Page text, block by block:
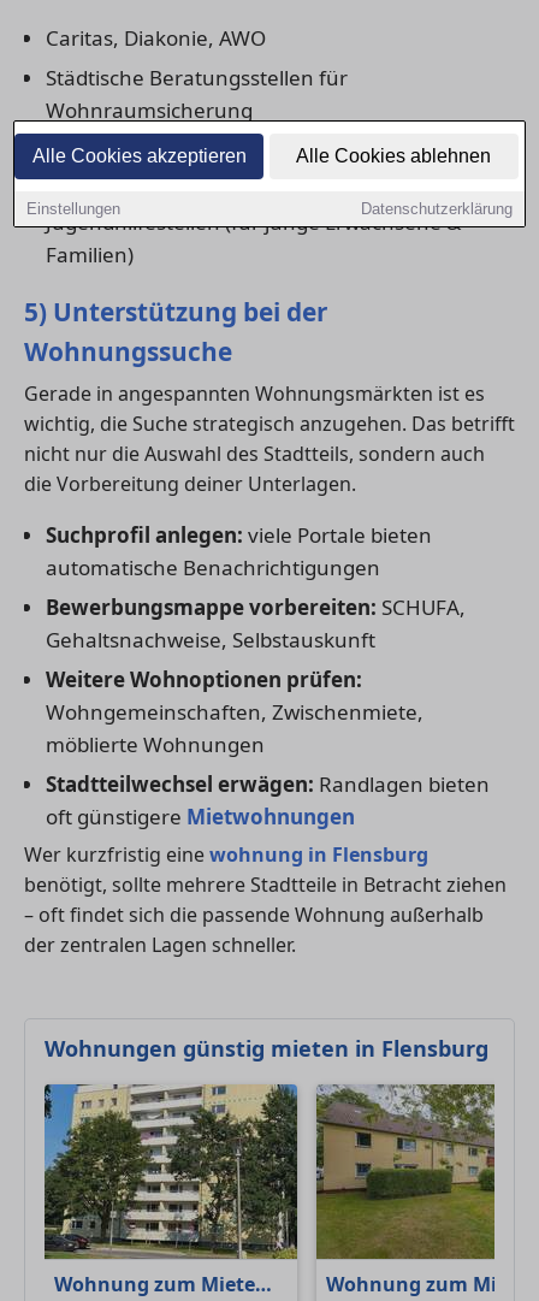
Alle Cookies akzeptieren Alle Cookies ablehnen
Einstellungen Datenschutzerklärung
Caritas, Diakonie, AWO
Städtische Beratungsstellen für
Wohnraumsicherung
Sozialpsychiatrische Dienste (bei
gesundheitlichen Belastungen)
Jugendhilfestellen (für junge Erwachsene &
Familien)
5) Unterstützung bei der
Wohnungssuche
Gerade in angespannten Wohnungsmärkten ist es
wichtig, die Suche strategisch anzugehen. Das betrifft
nicht nur die Auswahl des Stadtteils, sondern auch
die Vorbereitung deiner Unterlagen.
Suchprofil anlegen: viele Portale bieten
automatische Benachrichtigungen
Bewerbungsmappe vorbereiten: SCHUFA,
Gehaltsnachweise, Selbstauskunft
Weitere Wohnoptionen prüfen:
Wohngemeinschaften, Zwischenmiete,
möblierte Wohnungen
Stadtteilwechsel erwägen: Randlagen bieten
oft günstigere Mietwohnungen
Wer kurzfristig einewohnung in Flensburg
benötigt, sollte mehrere Stadtteile in Betracht ziehen
– oft findet sich die passende Wohnung außerhalb
der zentralen Lagen schneller.
Wohnungen günstig mieten in Flensburg
Wohnung zum Mieten
Wohnung zum Mieten